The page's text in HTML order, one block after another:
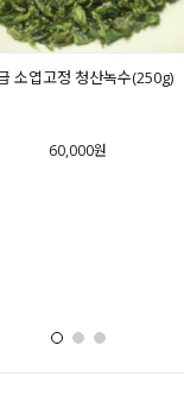
소엽고정 청산녹수(250g)
60,000원